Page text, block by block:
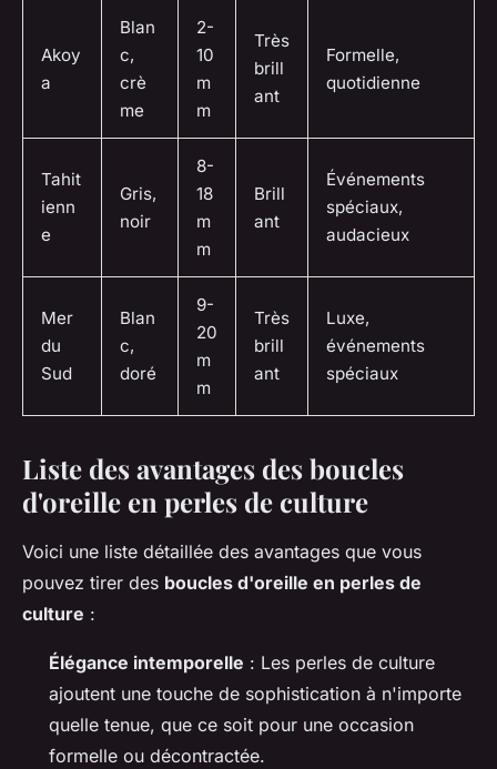
Akoy
a
Blan
c,
crè
me
2-
10
m
m
Très
brill
ant
Formelle,
quotidienne
Tahit
ienn
e
Gris,
noir
8-
18
m
m
Brill
ant
Événements
spéciaux,
audacieux
Mer
du
Sud
Blan
c,
doré
9-
20
m
m
Très
brill
ant
Luxe,
événements
spéciaux
Liste des avantages des boucles
d'oreille en perles de culture
Voici une liste détaillée des avantages que vous
pouvez tirer des boucles d'oreille en perles de
culture :
Élégance intemporelle : Les perles de culture
ajoutent une touche de sophistication à n'importe
quelle tenue, que ce soit pour une occasion
formelle ou décontractée.